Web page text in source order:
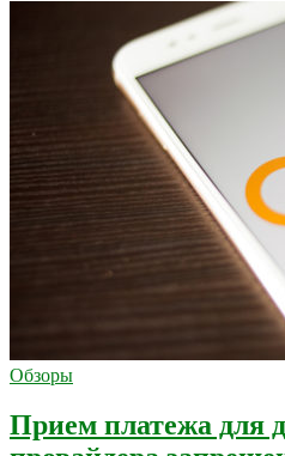
Обзоры
Прием платежа для